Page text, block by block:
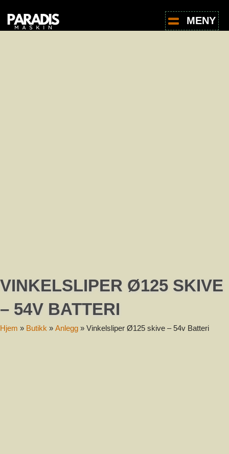
MENY
VINKELSLIPER Ø125 SKIVE
– 54V BATTERI
Hjem » Butikk » Anlegg » Vinkelsliper Ø125 skive – 54v Batteri